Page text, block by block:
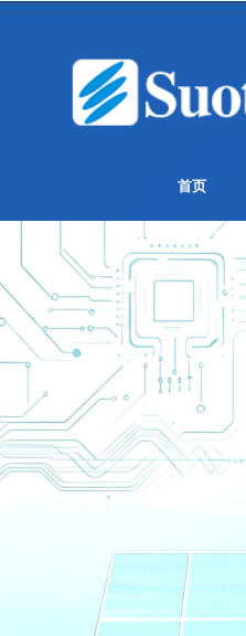
首页